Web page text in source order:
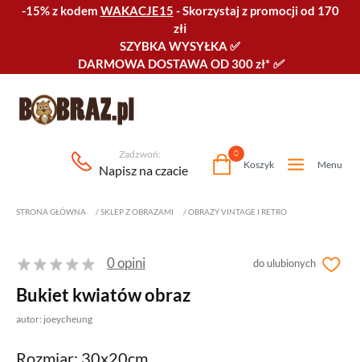
-15% z kodem WAKACJE15 -Skorzystaj z promocji od 170
złℹ️
SZYBKA WYSYŁKA ✅
DARMOWA DOSTAWA OD 300 zł* ✅
Zadzwoń:
Napisz na czacie Koszyk
0
Menu
STRONA GŁÓWNA /SKLEP Z OBRAZAMI /OBRAZY VINTAGE I RETRO
do ulubionych
0 opini
Bukiet kwiatów obraz
autor: joeycheung
Rozmiar: 30x20cm